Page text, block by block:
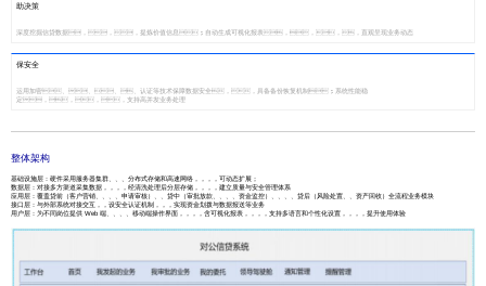
助决策
深度挖掘信贷数据，，，提炼价值信息；自动生成可视化报表，，，，直观呈现业务动态
保安全
运用加密、、、、认证等技术保障数据安全，，具备备份恢复机制；系统性能稳
定，，，，支持高并发业务处理
整体架构
基础设施层：硬件采用服务器集群、、、分布式存储和高速网络，，，，可动态扩展；
数据层：对接多方渠道采集数据，，，，经清洗处理后分层存储，，，，建立质量与安全管理体系
应用层：覆盖贷前（客户营销、、、、申请审核）、、贷中（审批放款、、、、资金监控）、、、、贷后（风险处置、、资产回收）全流程业务模块
接口层：与外部系统对接交互，，设安全认证机制，，，实现资金划拨与数据报送等业务
用户层：为不同岗位提供 Web 端、、、、移动端操作界面，，，，含可视化报表，，，，支持多语言和个性化设置，，，，提升使用体验